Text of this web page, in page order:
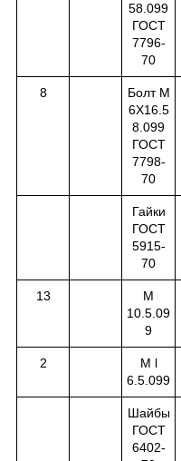
58.099
ГОСТ
7796-
70
8
Болт М
6Х16.5
8.099
ГОСТ
7798-
70
Гайки
ГОСТ
5915-
70
13
М
10.5.09
9
2
M l
6.5.099
Шайбы
ГОСТ
6402-